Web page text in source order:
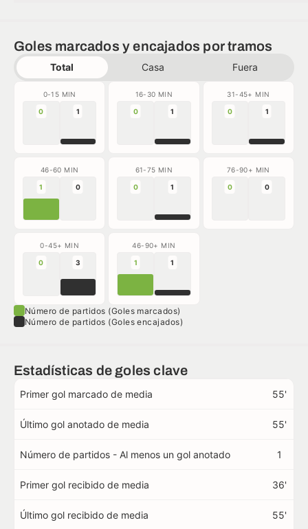
Goles marcados y encajados por tramos
Total Casa Fuera
0-15 MIN
0 1
16-30 MIN
0 1
31-45+ MIN
0 1
46-60 MIN
1 0
61-75 MIN
0 1
76-90+ MIN
0 0
0-45+ MIN
0 3
46-90+ MIN
1 1
Número de partidos (Goles marcados)
Número de partidos (Goles encajados)
Estadísticas de goles clave
Primer gol marcado de media 55'
Último gol anotado de media 55'
Número de partidos - Al menos un gol anotado 1
Primer gol recibido de media 36'
Último gol recibido de media 55'